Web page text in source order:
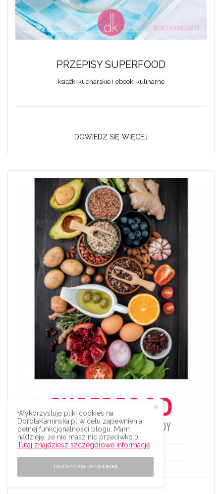
PRZEPISY SUPERFOOD
książki kucharskie i ebooki kulinarne
DOWIEDZ SIĘ WIĘCEJ
Wykorzystuję pliki cookies na
DorotaKaminska.pl w celu zapewnienia
pełnej funkcjonalności blogu. Mam
nadzieję, że nie masz nic przeciwko :).
Tutaj znajdziesz szczegółowe informacje
I ACCEPT USE OF COOKIES